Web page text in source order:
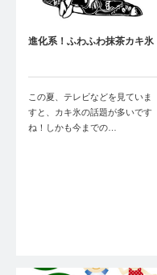
進化系！ふわふわ抹茶カキ氷
この夏、テレビなどを見ていま
すと、カキ氷の話題が多いです
ね！しかも今までの…